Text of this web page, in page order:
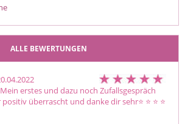
ALLE BEWERTUNGEN
erstes und dazu noch Zufallsgespräch
überrascht und danke dir sehr⭐ ️⭐ ️⭐ ️⭐